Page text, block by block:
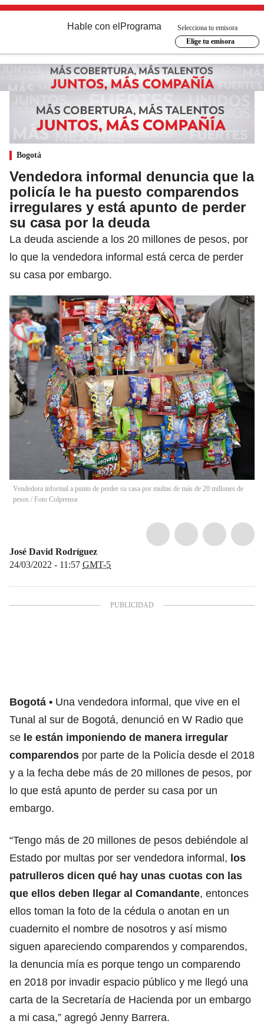
Hable con el Programa
Selecciona tu emisora
Elige tu emisora
Bogotá
Vendedora informal denuncia que la
policía le ha puesto comparendos
irregulares y está apunto de perder
su casa por la deuda
La deuda asciende a los 20 millones de pesos, por
lo que la vendedora informal está cerca de perder
su casa por embargo.
Vendedora informal a punto de perder su casa por multas de más de 20 millones de
pesos / Foto Colprensa
José David Rodríguez
24/03/2022 - 11:57 GMT-5
Bogotá
Una vendedora informal, que vive en el
Tunal al sur de Bogotá, denunció en W Radio que
se le están imponiendo de manera irregular
comparendos por parte de la Policía desde el 2018
y a la fecha debe más de 20 millones de pesos, por
lo que está apunto de perder su casa por un
embargo.
“Tengo más de 20 millones de pesos debiéndole al
Estado por multas por ser vendedora informal, los
patrulleros dicen qué hay unas cuotas con las
que ellos deben llegar al Comandante, entonces
ellos toman la foto de la cédula o anotan en un
cuadernito el nombre de nosotros y así mismo
siguen apareciendo comparendos y comparendos,
la denuncia mía es porque tengo un comparendo
en 2018 por invadir espacio público y me llegó una
carta de la Secretaría de Hacienda por un embargo
a mi casa,” agregó Jenny Barrera.